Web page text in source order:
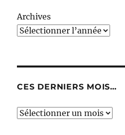
Archives
CES DERNIERS MOIS…
Ces